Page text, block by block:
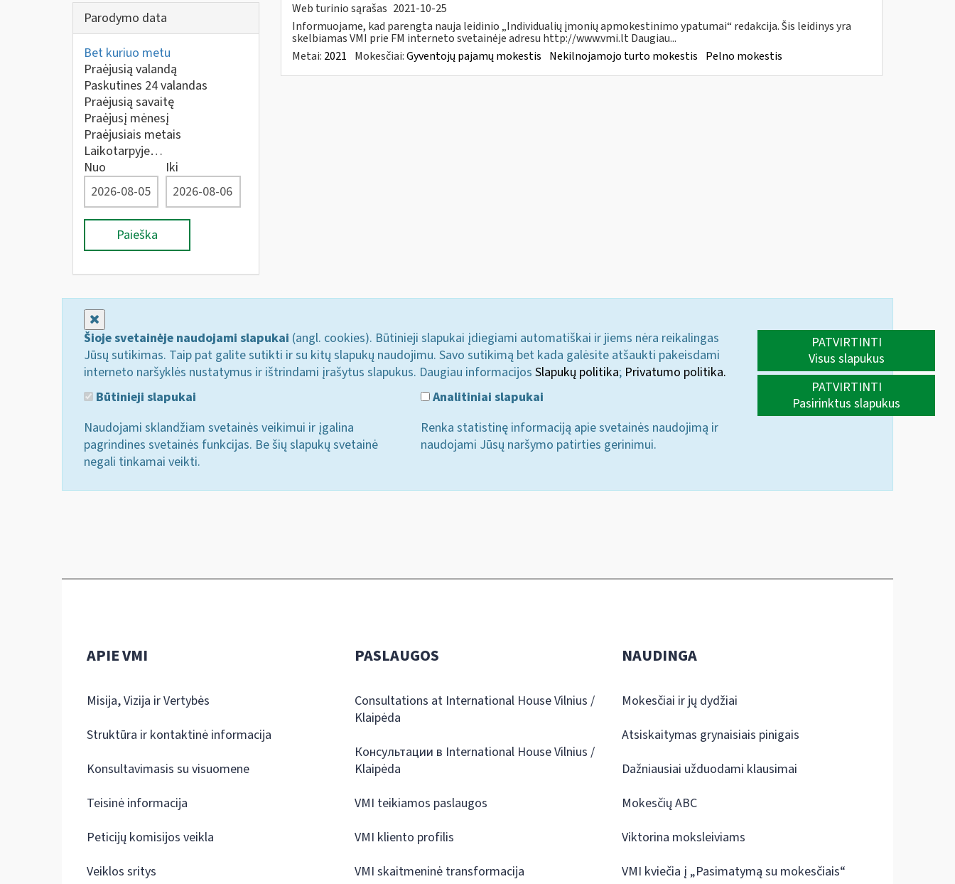
Parodymo data
Bet kuriuo metu
Praėjusią valandą
Paskutines 24 valandas
Praėjusią savaitę
Praėjusį mėnesį
Praėjusiais metais
Laikotarpyje…
Nuo
Iki
Paieška
Web turinio sąrašas 2021-10-25
Informuojame, kad parengta nauja leidinio „Individualių įmonių apmokestinimo ypatumai“ redakcija. Šis leidinys yra
skelbiamas VMI prie FM interneto svetainėje adresu http://www.vmi.lt Daugiau...
Metai: 2021 Mokesčiai:Gyventojų pajamų mokestis Nekilnojamojo turto mokestis Pelno mokestis
Šioje svetainėje naudojami slapukai (angl. cookies). Būtinieji slapukai įdiegiami automatiškai ir jiems nėra reikalingas
Jūsų sutikimas. Taip pat galite sutikti ir su kitų slapukų naudojimu. Savo sutikimą bet kada galėsite atšaukti pakeisdami
interneto naršyklės nustatymus ir ištrindami įrašytus slapukus. Daugiau informacijos Slapukų politika; Privatumo politika.
Būtinieji slapukai
Naudojami sklandžiam svetainės veikimui ir įgalina
pagrindines svetainės funkcijas. Be šių slapukų svetainė
negali tinkamai veikti.
Analitiniai slapukai
Renka statistinę informaciją apie svetainės naudojimą ir
naudojami Jūsų naršymo patirties gerinimui.
PATVIRTINTI
Visus slapukus
PATVIRTINTI
Pasirinktus slapukus
APIE VMI
Misija, Vizija ir Vertybės
Struktūra ir kontaktinė informacija
Konsultavimasis su visuomene
Teisinė informacija
Peticijų komisijos veikla
Veiklos sritys
PASLAUGOS
Consultations at International House Vilnius /
Klaipėda
Консультации в International House Vilnius /
Klaipėda
VMI teikiamos paslaugos
VMI kliento profilis
VMI skaitmeninė transformacija
NAUDINGA
Mokesčiai ir jų dydžiai
Atsiskaitymas grynaisiais pinigais
Dažniausiai užduodami klausimai
Mokesčių ABC
Viktorina moksleiviams
VMI kviečia į „Pasimatymą su mokesčiais“